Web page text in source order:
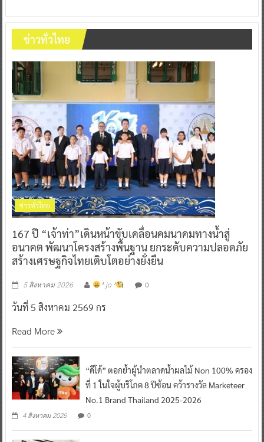
ข่าวทั่วไทย
ข่าวทั่วไทย
167 ปี “เจ้าท่า”เดินหน้าขับเคลื่อนคมนาคมทางน้ำสู่
อนาคต พัฒนาโครงสร้างพื้นฐาน ยกระดับความปลอดภัย
สร้างเศรษฐกิจไทยเติบโตอย่างยั่งยืน
5 สิงหาคม 2026 ^ jo ^ 0
วันที่ 5 สิงหาคม 2569 กร
Read More
“ดีโด้” ตอกย้ำผู้นำตลาดน้ำผลไม้ Non 100% ครอง
ที่ 1 ในใจผู้บริโภค 8 ปีซ้อน คว้ารางวัล Marketeer
No.1 Brand Thailand 2025-2026
4 สิงหาคม 2026 0